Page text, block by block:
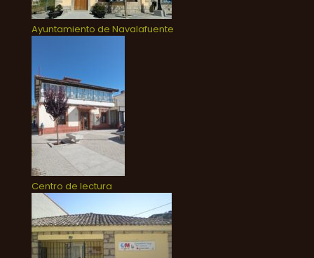
Ayuntamiento de Navalafuente
Centro de lectura